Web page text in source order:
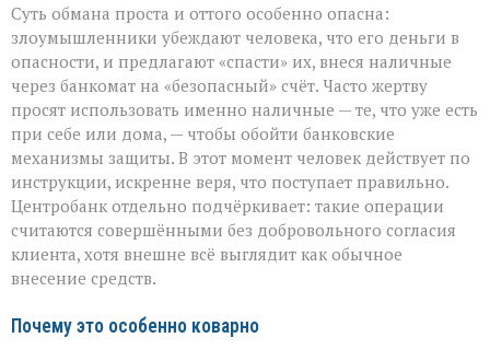
Суть обмана проста и оттого особенно опасна:
злоумышленники убеждают человека, что его деньги в
опасности, и предлагают «спасти» их, внеся наличные
через банкомат на «безопасный» счёт. Часто жертву
просят использовать именно наличные — те, что уже есть
при себе или дома, — чтобы обойти банковские
механизмы защиты. В этот момент человек действует по
инструкции, искренне веря, что поступает правильно.
Центробанк отдельно подчёркивает: такие операции
считаются совершёнными без добровольного согласия
клиента, хотя внешне всё выглядит как обычное
внесение средств.
Почему это особенно коварно